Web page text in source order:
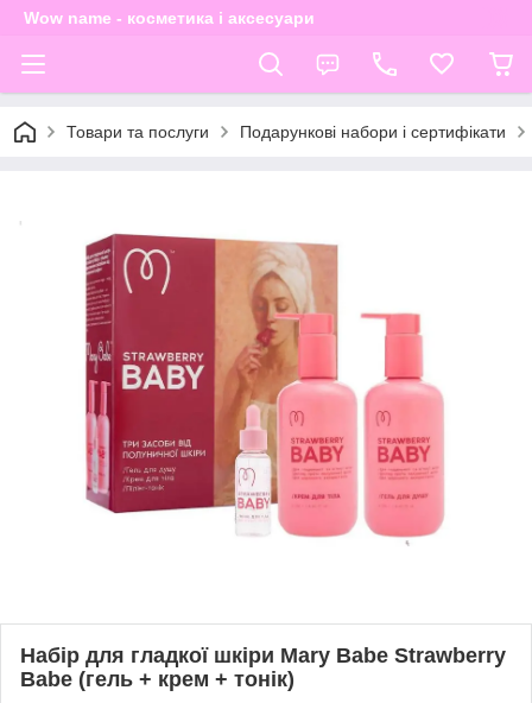
Wow name - косметика і аксесуари
Товари та послуги Подарункові набори і сертифікати
Набір для гладкої шкіри Mary Babe Strawberry
Babe (гель + крем + тонік)